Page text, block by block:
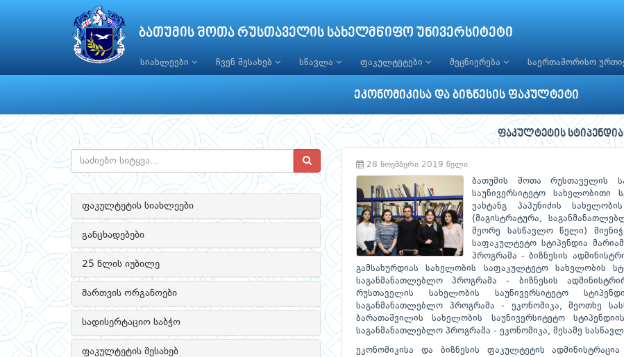
ბათუმის შოთა რუსთაველის სახელმწიფო უნივერსიტეტი
სიახლეები ჩვენ შესახებ სწავლა ფაკულტეტები მეცნიერება საერთაშორისო
ეკონომიკისა და ბიზნესის ფაკულტეტი
ფაკულტეტის სიახლეები
განცხადებები
25 წლის იუბილე
მართვის ორგანოები
სადისერტაციო საბჭო
ფაკულტეტის შესახებ
ფაკულტეტის
28 ნოემბერი 2019 წელი
ბათუმის შოთა რუსთაველის
საუნივერსიტეტო სახელობითი
ვახტანგ პაპუნიძის
(მაგისტრატურა,
მეორე სასწავლო წელი)
საფაკულტეტო სტიპენდია
პროგრამა - ბიზნესის
გამსახურდიას სახელობის საფაკულტეტო სახელობის
საგანმანათლებლო პროგრამა - ბიზნესის
რუსთაველის სახელობის საუნივერსიტეტო
საგანმანათლებლო პროგრამა - ეკონომიკა, მეოთხე
ბარათაშვილის სახელობის საუნივერსიტეტო
საგანმანათლებლო პროგრამა - ეკონომიკა, მესამე
ეკონომიკისა და ბიზნესის ფაკულტეტის